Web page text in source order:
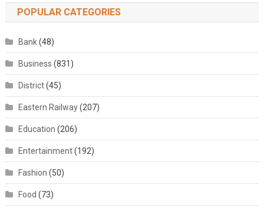
POPULAR CATEGORIES
Bank(48)
Business (831)
District(45)
Eastern Railway(207)
Education (206)
Entertainment(192)
Fashion (50)
Food (73)